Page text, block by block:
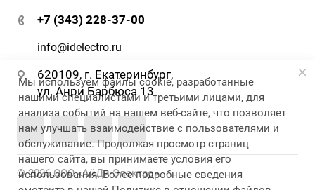
АйДи-тур
Реквизиты
ЭДО
Гарантия и сервис
+7 (343) 228-37-00
info@idelectro.ru
620109, г. Екатеринбург,
ул. Анри Барбюса 13
© 2026 ООО «АйДи-Электро»
Мы используем файлы cookie, разработанные
нашими специалистами и третьими лицами, для
анализа событий на нашем веб-сайте, что позволяет
нам улучшать взаимодействие с пользователями и
обслуживание. Продолжая просмотр страниц
нашего сайта, вы принимаете условия его
использования. Более подробные сведения